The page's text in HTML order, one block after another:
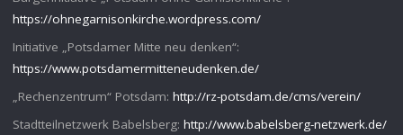
https://ohnegarnisonkirche.wordpress.com/
Initiative „Potsdamer Mitte neu denken“:
https://www.potsdamermitteneudenken.de/
„Rechenzentrum“ Potsdam: http://rz-potsdam.de/cms/verein/
Stadtteilnetzwerk Babelsberg: http://www.babelsberg-netzwerk.de/